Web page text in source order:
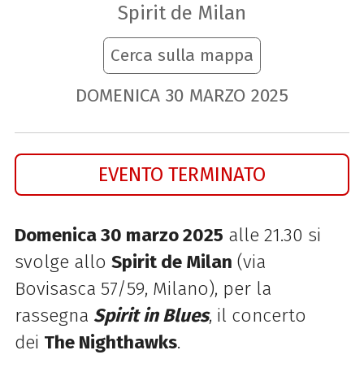
Spirit de Milan
Cerca sulla mappa
DOMENICA 30 MARZO 2025
EVENTO TERMINATO
Domenica 30 marzo 2025 alle 21.30 si
svolge allo Spirit de Milan (via
Bovisasca 57/59, Milano), per la
rassegna Spirit in Blues, il concerto
dei The Nighthawks.